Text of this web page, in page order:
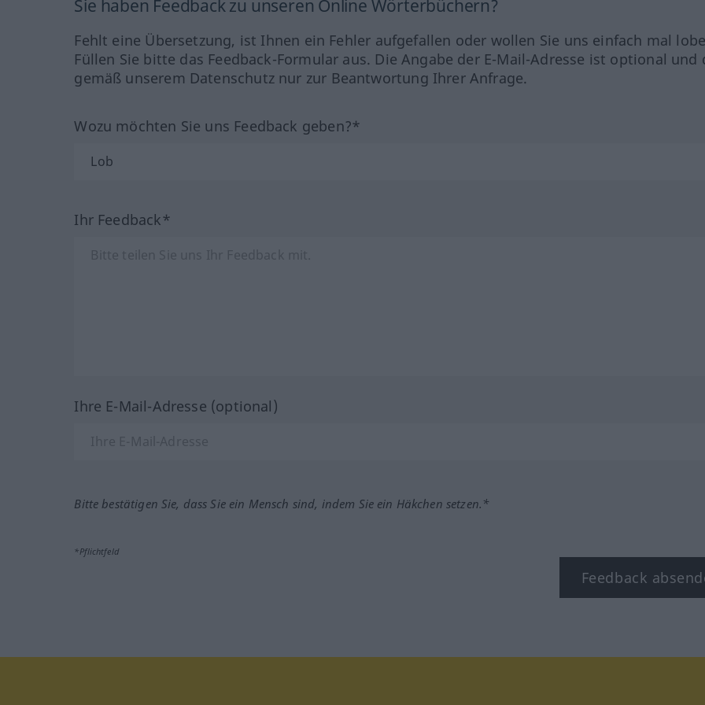
Sie haben Feedback zu unseren Online Wörterbüchern?
Fehlt eine Übersetzung, ist Ihnen ein Fehler aufgefallen oder wollen Sie uns einfach mal
Füllen Sie bitte das Feedback-Formular aus. Die Angabe der E-Mail-Adresse ist optional und
gemäß unserem Datenschutz nur zur Beantwortung Ihrer Anfrage.
Wozu möchten Sie uns Feedback geben?*
Ihr Feedback*
Ihre E-Mail-Adresse (optional)
Bitte bestätigen Sie, dass Sie ein Mensch sind, indem Sie ein Häkchen setzen.*
*Pflichtfeld
Feedback